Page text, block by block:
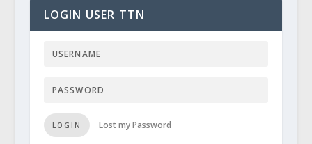
LOGIN USER TTN
LOGIN Lost my Password